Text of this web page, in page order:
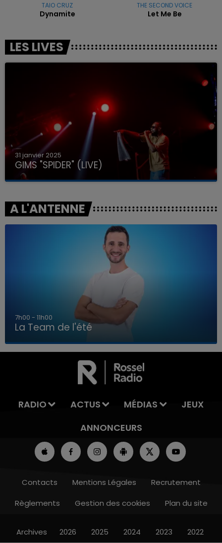
LA TEAM DE L'ÉTÉ
TAIO CRUZ
Dynamite
THE SECOND VOICE
Let Me Be
LES LIVES
31 janvier 2025
GIMS "SPIDER" (LIVE)
A L'ANTENNE
7h00 - 11h00
La Team de l'été
RADIO ACTUS MÉDIAS
JEUX
ANNONCEURS
Contacts Mentions Légales
Recrutement
Règlements
Gestion des cookies Plan du site
Archives 2026 2025 2024 2023 2022